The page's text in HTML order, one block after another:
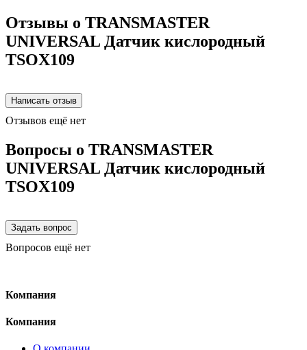
Отзывы о TRANSMASTER
UNIVERSAL Датчик кислородный
TSOX109
Отзывов ещё нет
Вопросы о TRANSMASTER
UNIVERSAL Датчик кислородный
TSOX109
Вопросов ещё нет
Компания
Компания